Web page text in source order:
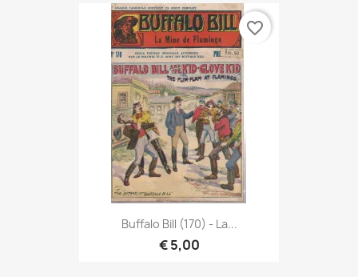
Buffalo Bill (170) - La...
€ 5,00
favorite_border